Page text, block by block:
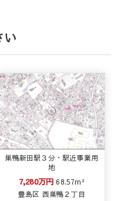
い
巣鴨新田駅３分・駅近事業用
地
7,280万円68.57m²
豊島区 西巣鴨２丁目